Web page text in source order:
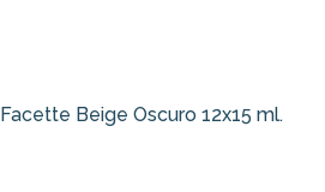
Facette Beige Oscuro 12x15 ml.